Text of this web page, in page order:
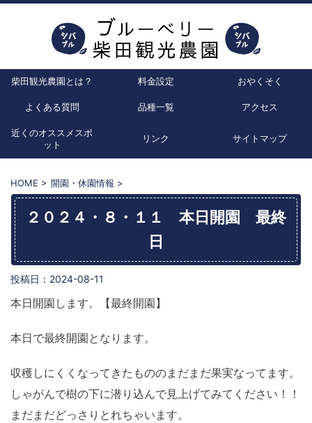
柴田観光農園とは？ 料金設定 おやくそく
よくある質問 品種一覧 アクセス
近くのオススメスポ
ット
リンク サイトマップ
HOME > 開園・休園情報 >
２０２４・８・１１ 本日開園 最終
日
投稿日： 2024-08-11
本日開園します。【最終開園】
本日で最終開園となります。
収穫しにくくなってきたもののまだまだ果実なってます。
しゃがんで樹の下に潜り込んで見上げてみてください！！
まだまだどっさりとれちゃいます。